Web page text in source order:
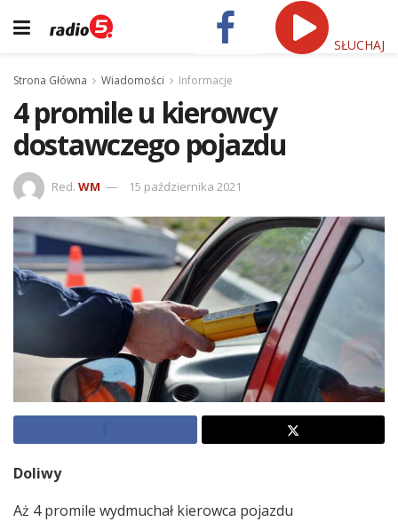
SŁUCHAJ
Strona Główna Wiadomości Informacje
4 promile u kierowcy
dostawczego pojazdu
Red. WM 15 października 2021
Doliwy
Aż 4 promile wydmuchał kierowca pojazdu